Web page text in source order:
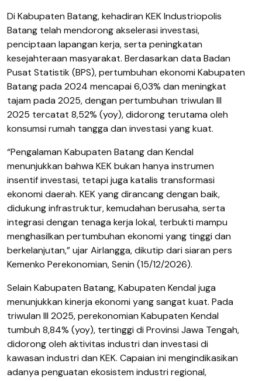
Di Kabupaten Batang, kehadiran KEK Industriopolis
Batang telah mendorong akselerasi investasi,
penciptaan lapangan kerja, serta peningkatan
kesejahteraan masyarakat. Berdasarkan data Badan
Pusat Statistik (BPS), pertumbuhan ekonomi Kabupaten
Batang pada 2024 mencapai 6,03% dan meningkat
tajam pada 2025, dengan pertumbuhan triwulan III
2025 tercatat 8,52% (yoy), didorong terutama oleh
konsumsi rumah tangga dan investasi yang kuat.
“Pengalaman Kabupaten Batang dan Kendal
menunjukkan bahwa KEK bukan hanya instrumen
insentif investasi, tetapi juga katalis transformasi
ekonomi daerah. KEK yang dirancang dengan baik,
didukung infrastruktur, kemudahan berusaha, serta
integrasi dengan tenaga kerja lokal, terbukti mampu
menghasilkan pertumbuhan ekonomi yang tinggi dan
berkelanjutan,” ujar Airlangga, dikutip dari siaran pers
Kemenko Perekonomian, Senin (15/12/2026).
Selain Kabupaten Batang, Kabupaten Kendal juga
menunjukkan kinerja ekonomi yang sangat kuat. Pada
triwulan III 2025, perekonomian Kabupaten Kendal
tumbuh 8,84% (yoy), tertinggi di Provinsi Jawa Tengah,
didorong oleh aktivitas industri dan investasi di
kawasan industri dan KEK. Capaian ini mengindikasikan
adanya penguatan ekosistem industri regional,